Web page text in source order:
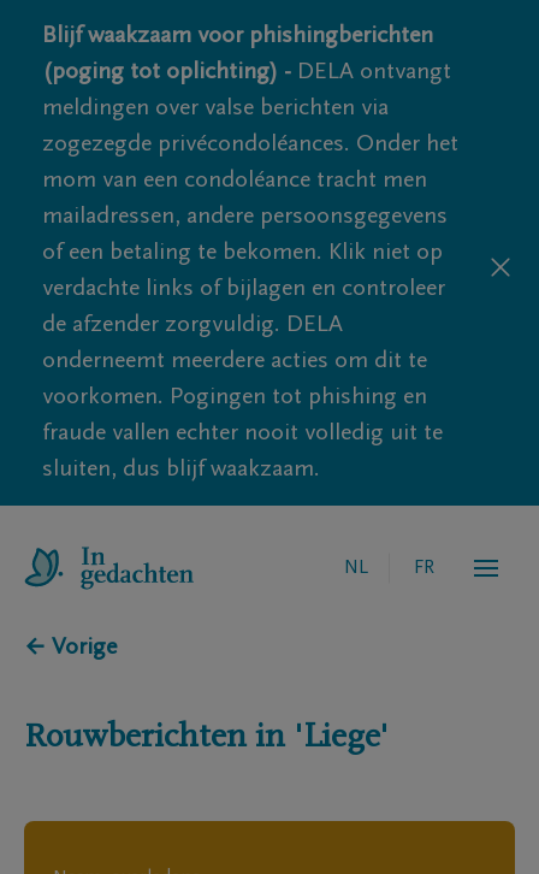
Blijf waakzaam voor phishingberichten
(poging tot oplichting) - DELA ontvangt
meldingen over valse berichten via
zogezegde privécondoléances. Onder het
mom van een condoléance tracht men
mailadressen, andere persoonsgegevens
of een betaling te bekomen. Klik niet op
verdachte links of bijlagen en controleer
de afzender zorgvuldig. DELA
onderneemt meerdere acties om dit te
voorkomen. Pogingen tot phishing en
fraude vallen echter nooit volledig uit te
sluiten, dus blijf waakzaam.
NL FR
← Vorige
Rouwberichten in 'Liege'